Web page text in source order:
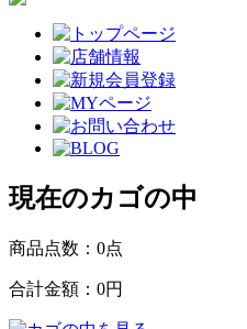
現在のカゴの中
商品点数： 0点
合計金額： 0円